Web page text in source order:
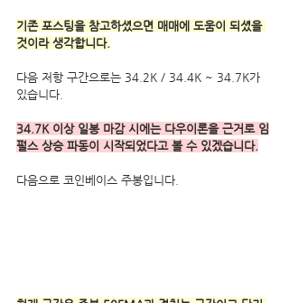
기존 포스팅을 참고하셨으면 매매에 도움이 되셨을
것이라 생각합니다.
다음 저항 구간으로는 34.2K / 34.4K ~ 34.7K가
있습니다.
34.7K 이상 일봉 마감 시에는 다우이론을 근거로 임
펄스 상승 파동이 시작되었다고 볼 수 있겠습니다.
다음으로 코인베이스 주봉입니다.